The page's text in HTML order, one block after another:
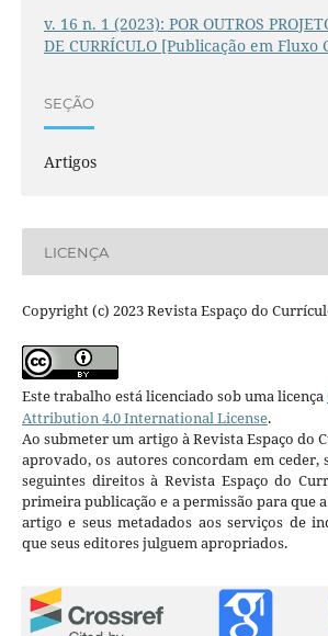
v. 16 n. 1 (2023): POR OUTROS
DE CURRÍCULO [Publicação em Fluxo
SEÇÃO
Artigos
LICENÇA
Copyright (c) 2023 Revista Espaço do
Este trabalho está licenciado sob uma licença
Attribution 4.0 International License.
Ao submeter um artigo à Revista Espaço do
aprovado, os autores concordam em ceder,
seguintes direitos à Revista Espaço do
primeira publicação e a permissão para que
artigo e seus metadados aos serviços de
que seus editores julguem apropriados.